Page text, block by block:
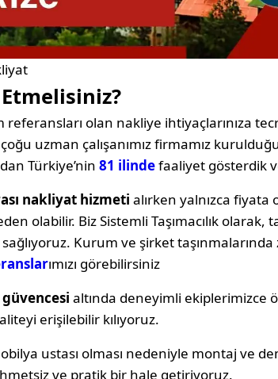
referansları olan nakliye ihtiyaçlarınıza
uzman çalışanımız firmamız
Türkiye’nin 81 ilindefaaliyet gösterdik
nakliyat hizmeti alırken yalnızca
olabilir. Biz Sistemli Taşımacılık
Kurum ve şirket
ımızı görebilirsiniz
altında deneyimli ekiplerimizce
erişilebilir kılıyoruz.
ustası olması nedeniyle montaj ve
ve pratik bir hale getiriyoruz.